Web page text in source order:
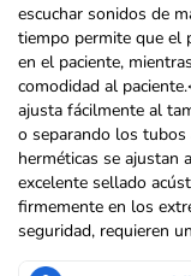
escuchar sonidos de
tiempo permite que el
en el paciente,
comodidad al paciente.
ajusta fácilmente al
o separando los
herméticas se ajustan
excelente sellado
firmemente en los
seguridad, requieren